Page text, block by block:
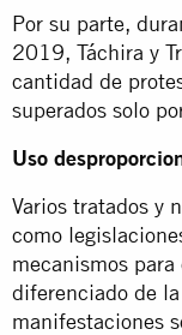
Por su parte,
2019, Táchira y
cantidad de
superados solo
Uso
Varios tratados y
como
mecanismos
diferenciado de
manifestaciones